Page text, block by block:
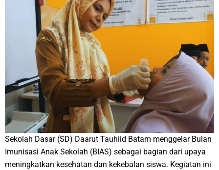
Sekolah Dasar (SD) Daarut Tauhiid Batam menggelar Bulan
Imunisasi Anak Sekolah (BIAS) sebagai bagian dari upaya
meningkatkan kesehatan dan kekebalan siswa. Kegiatan ini